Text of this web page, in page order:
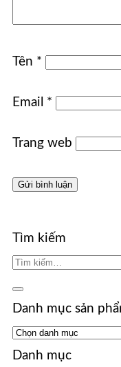
Tên *
Email *
Trang web
Tìm kiếm
Danh mục sản
Danh mục